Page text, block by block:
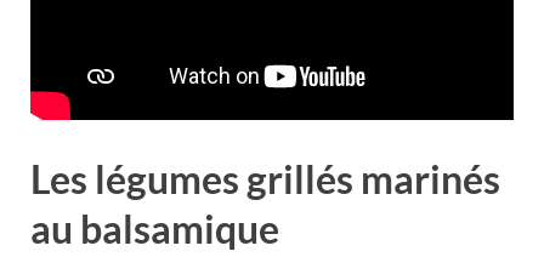
Les légumes grillés marinés
au balsamique